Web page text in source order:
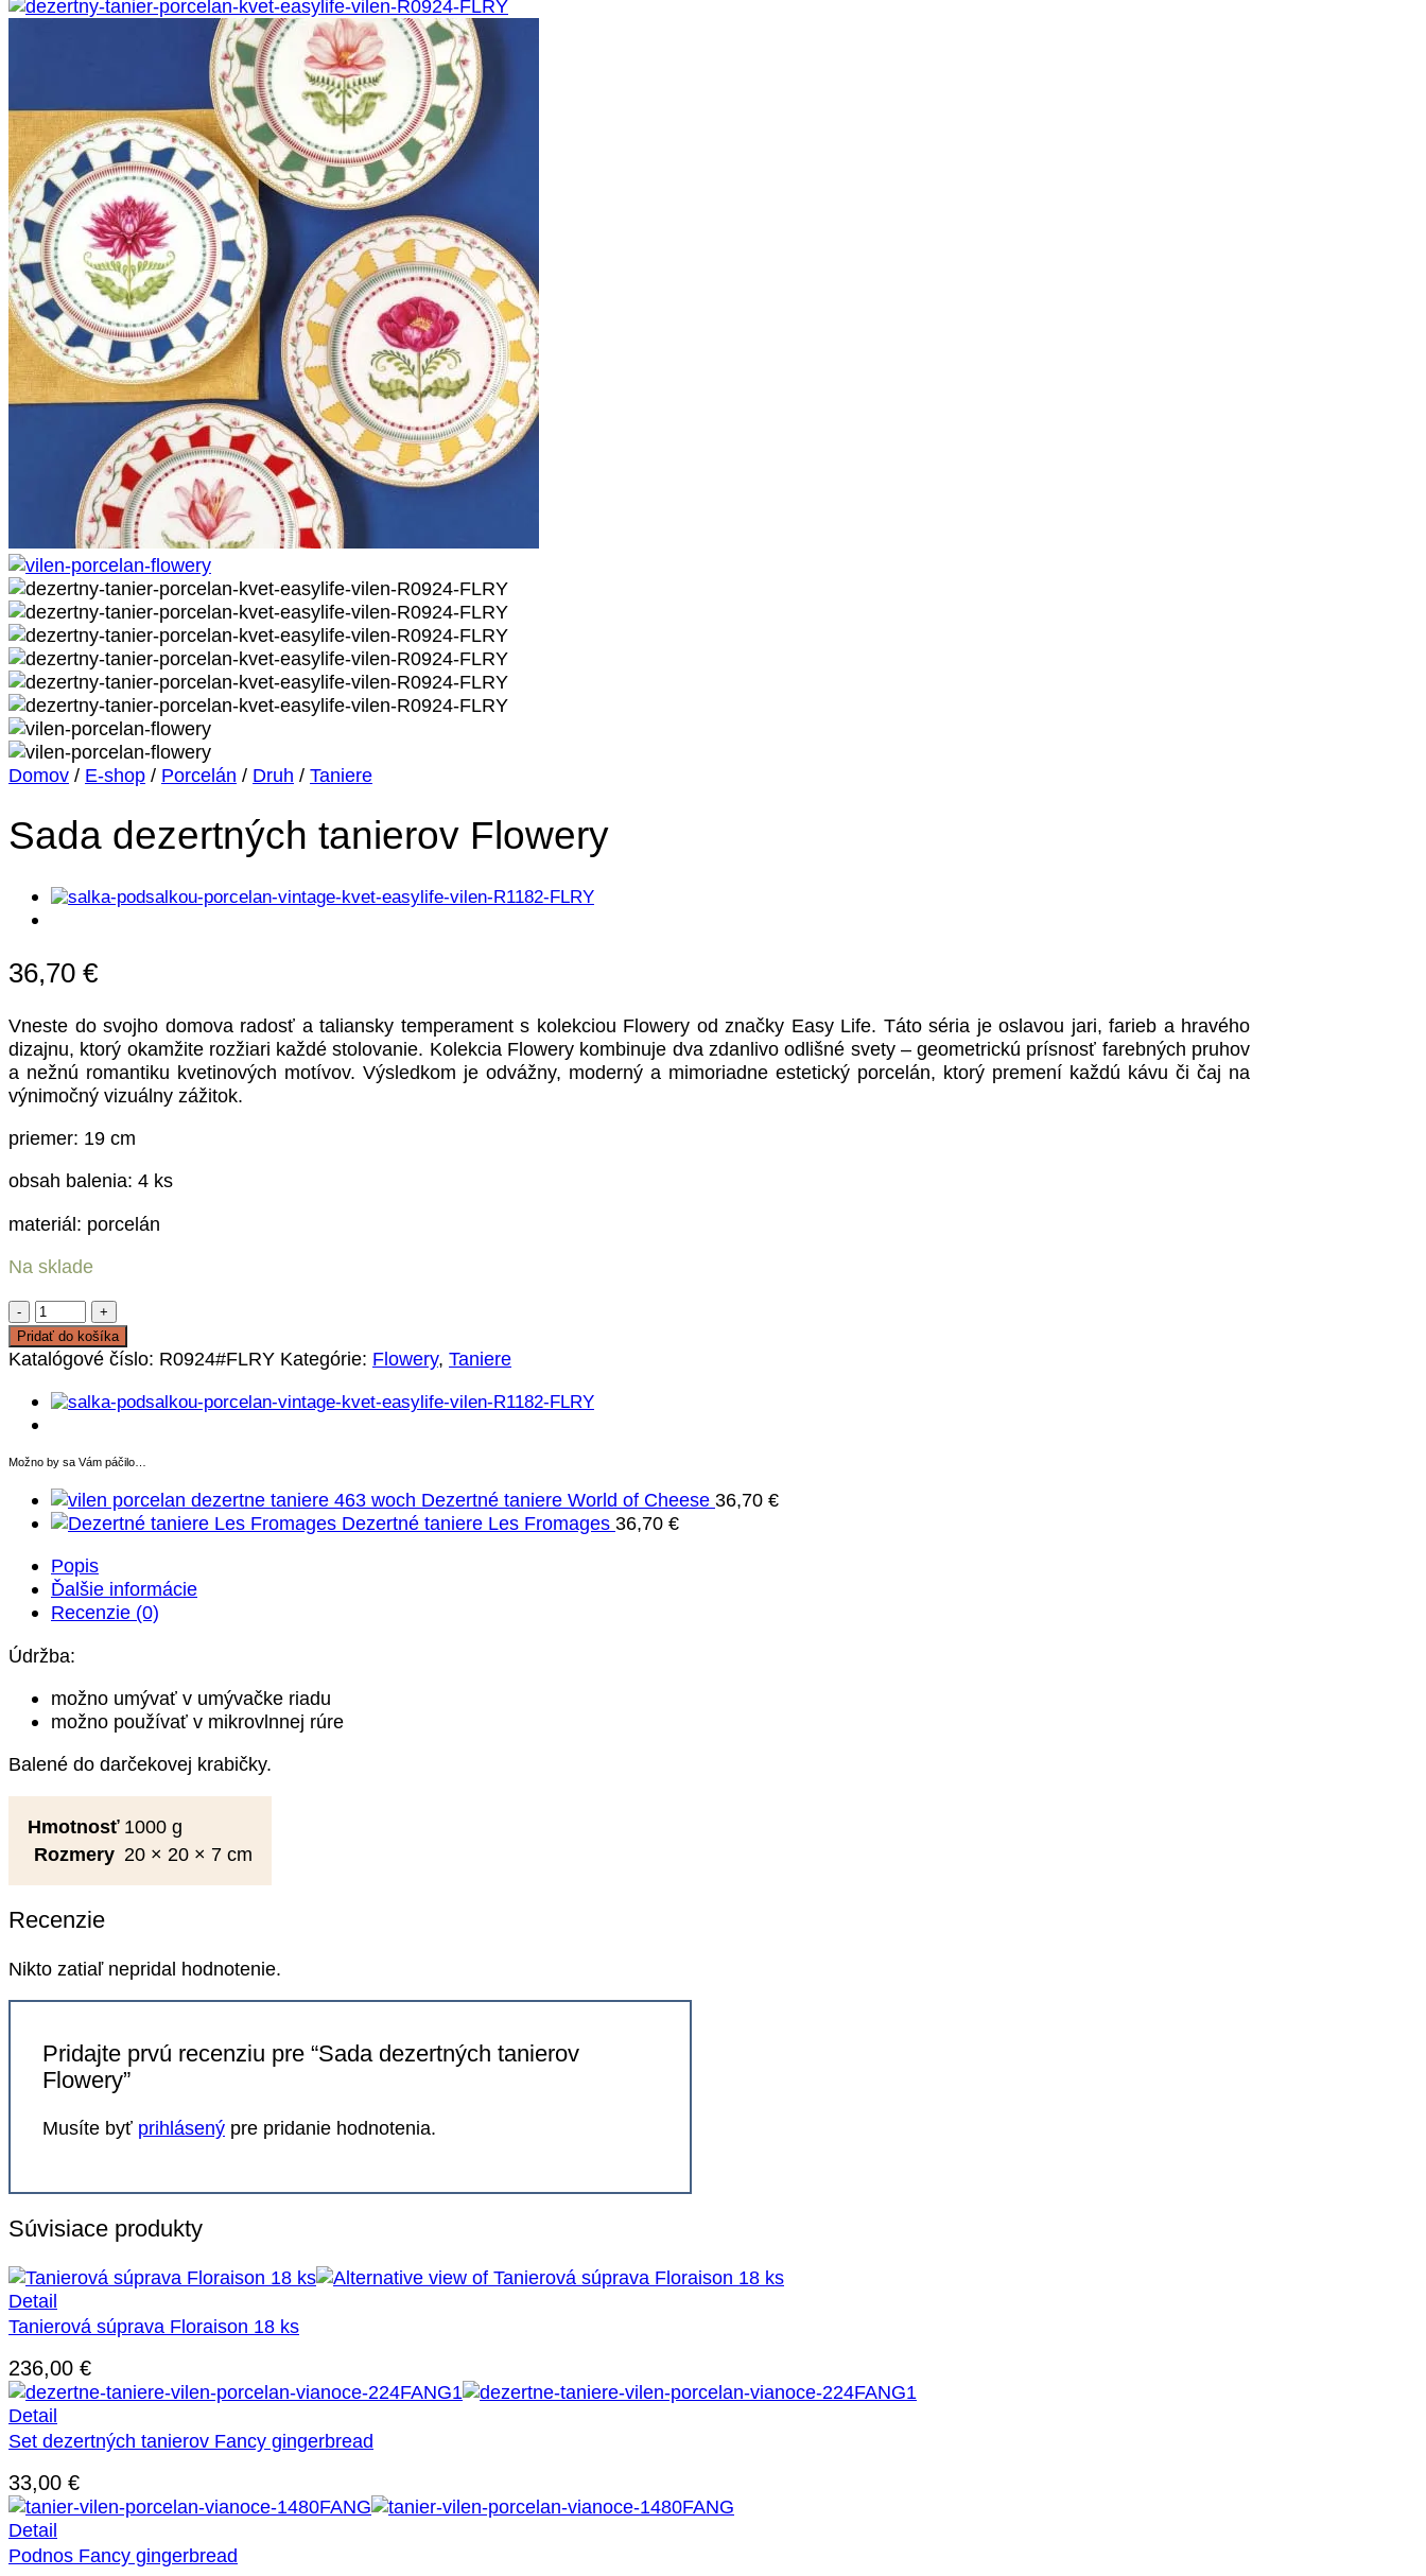
Domov / E-shop / Porcelán / Druh / Taniere
Sada dezertných tanierov Flowery
36,70 €
Vneste do svojho domova radosť a taliansky temperament s kolekciou Flowery od značky Easy Life. Táto séria je oslavou jari, farieb a hravého
dizajnu, ktorý okamžite rozžiari každé stolovanie. Kolekcia Flowery kombinuje dva zdanlivo odlišné svety – geometrickú prísnosť farebných pruhov
a nežnú romantiku kvetinových motívov. Výsledkom je odvážny, moderný a mimoriadne estetický porcelán, ktorý premení každú kávu či čaj na
výnimočný vizuálny zážitok.
priemer: 19 cm
obsah balenia: 4 ks
materiál: porcelán
Na sklade
množstvo
Sada
dezertných
Flowery
Pridať do košíka
Katalógové číslo: R0924#FLRY Kategórie: Flowery, Taniere
Možno by sa Vám páčilo…
Dezertné taniere World of Cheese 36,70 €
Dezertné taniere Les Fromages 36,70 €
Popis
Ďalšie informácie
Recenzie (0)
Údržba:
možno umývať v umývačke riadu
možno používať v mikrovlnnej rúre
Balené do darčekovej krabičky.
Hmotnosť 1000 g
Rozmery 20 × 20 × 7 cm
Recenzie
Nikto zatiaľ nepridal hodnotenie.
Pridajte prvú recenziu pre “Sada dezertných tanierov
Flowery”
Musíte byť prihlásený pre pridanie hodnotenia.
Súvisiace produkty
Detail
Tanierová súprava Floraison 18 ks
236,00 €
Detail
Set dezertných tanierov Fancy gingerbread
33,00 €
Detail
Podnos Fancy gingerbread